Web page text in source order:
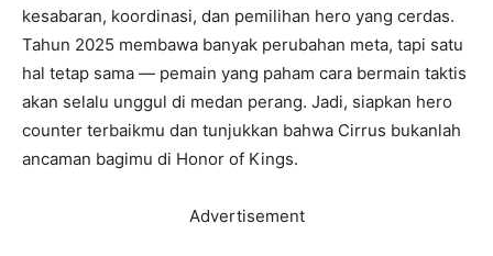
kesabaran, koordinasi, dan pemilihan hero yang cerdas.
Tahun 2025 membawa banyak perubahan meta, tapi satu
hal tetap sama — pemain yang paham cara bermain taktis
akan selalu unggul di medan perang. Jadi, siapkan hero
counter terbaikmu dan tunjukkan bahwa Cirrus bukanlah
ancaman bagimu di Honor of Kings.
Advertisement